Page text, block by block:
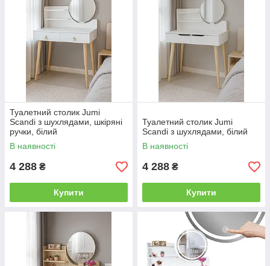
Туалетний столик Jumi
Scandi з шухлядами, шкіряні
ручки, білий
В наявності
4 288 ₴
Купити
Туалетний столик Jumi
Scandi з шухлядами, білий
В наявності
4 288 ₴
Купити